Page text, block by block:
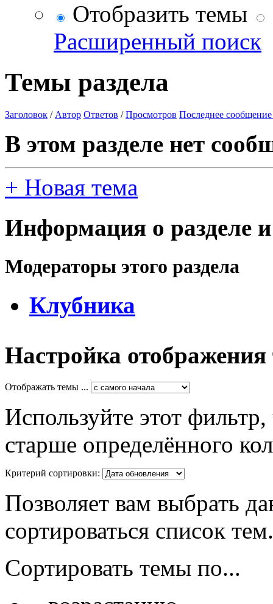
Отобразить темы
Расширенный поиск
Темы раздела
Заголовок / Автор Ответов /Просмотров Последнее сообщение
В этом разделе нет
+ Новая тема
Информация о разделе
Модераторы этого раздела
Клубника
Настройка отображения
Отображать темы ...
Используйте этот
старше определённого
Критерий сортировки:
Позволяет вам выбрать
сортироваться список тем.
Сортировать темы по...